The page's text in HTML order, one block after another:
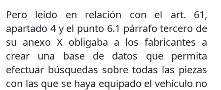
Pero leído en relación con el art. 61,
apartado 4 y el punto 6.1 párrafo tercero de
su anexo X obligaba a los fabricantes a
crear una base de datos que permita
efectuar búsquedas sobre todas las piezas
con las que se haya equipado el vehículo no